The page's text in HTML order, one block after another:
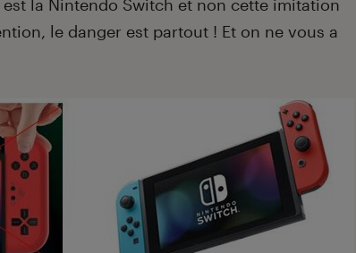
la Nintendo Switch et non cette imitation
le danger est partout ! Et on ne vous a